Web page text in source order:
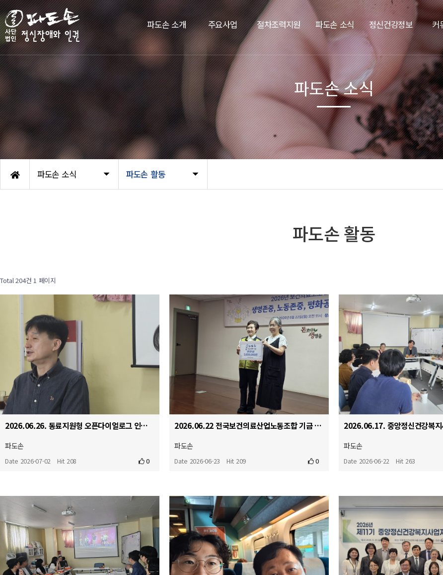
파도손 소개 주요사업 절차조력지원 파도손 소식 정신건강정보 커
파도손 소식 파도손 활동
파도손 소식
파도손 활동
Total 204건 1 페이지
2026.06.26. 동료지원형 오픈다이얼로그 인터비전 교육
파도손
Date 2026-07-02 Hit 208 0
2026.06.22 전국보건의료산업노동조합 기금 전달식
파도손
Date 2026-06-23 Hit 209 0
파도손
Date 2026-06-22 Hit 263